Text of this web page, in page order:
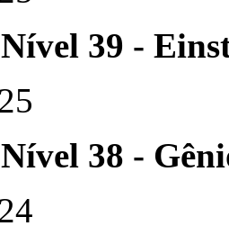
Nível 39 -
Nível 38 -